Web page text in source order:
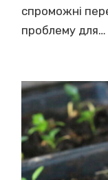
спроможні
проблему для…